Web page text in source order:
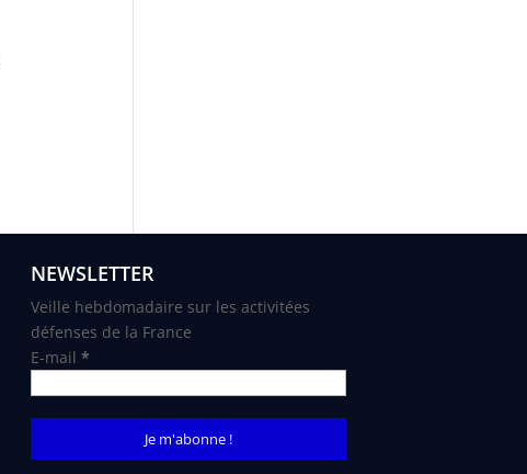
NEWSLETTER
Veille hebdomadaire sur les activitées
défenses de la France
E-mail *